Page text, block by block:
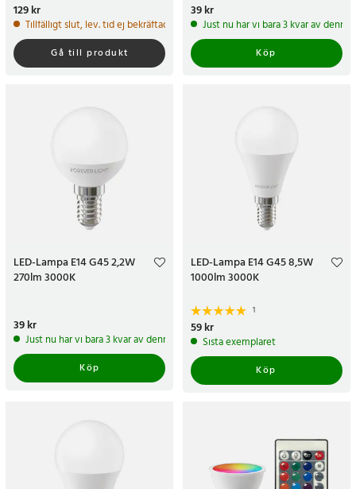
Pris:129 kr
129 kr
Tillfälligt slut, lev. tid ej bekräftad.
Gå till produkt
Pris:
39 kr
Just nu har vi bara 3 kvar av denna
Köp
LED-Lampa E14 G45 2,2W
270lm 3000K
Pris:
39 kr
Just nu har vi bara 3 kvar av denna produkt
Köp
LED-Lampa E14 G45 8,5W
1000lm 3000K
1
Pris:
59 kr
Sista exemplaret
Köp